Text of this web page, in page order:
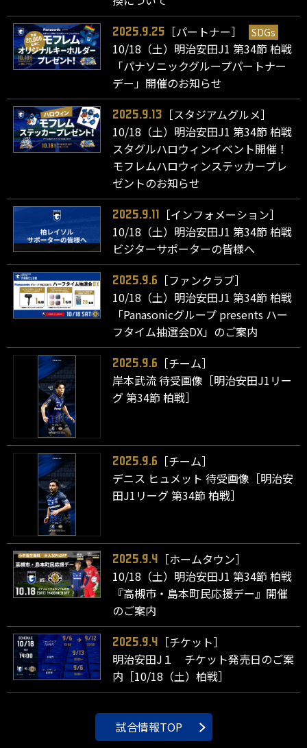
2025.9.25 ［パートナー］ SDGs
10/18（土）明治安田J1 第34節 柏戦
「パナソニックグループパートナー
デー」開催のお知らせ
2025.9.13
［スタジアムグルメ］
10/18（土）明治安田J1 第34節 柏戦
スタグルハロウィンイベント開催！
モフレムハロウィンステッカープレ
ゼントのお知らせ
2025.9.11
［インフォメーション］
10/18（土）明治安田J1 第34節 柏戦
ビジターサポーターの皆様へ
2025.9.6
［ファンクラブ］
10/18（土）明治安田J1 第34節 柏戦
「Panasonicグループ presents ハー
フタイム抽選会DX」のご案内
2025.9.6
［チーム］
岸本武流 待受画像［明治安田J1リー
グ 第34節 柏戦］
2025.9.6
［チーム］
デニス ヒュメット 待受画像［明治安
田J1リーグ 第34節 柏戦］
2025.9.4
［ホームタウン］
10/18（土）明治安田J1 第34節 柏戦
『高槻市・島本町民応援デー』開催
のご案内
2025.9.4
［チケット］
明治安田J１ チケット発売日のご案
内［10/18（土）柏戦］
試合情報TOP